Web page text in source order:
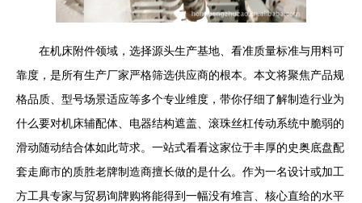
在机床附件领域，选择源头生产基地、看准质量标准与用料可
靠度，是所有生产厂家严格筛选供应商的根本。本文将聚焦产品规
格品质、型号场景适应等多个专业维度，带你仔细了解制造行业为
什么要对机床辅配体、电器结构遮盖、滚珠丝杠传动系统中脆弱的
滑动随动结合体如此苛求。一站式看看这家位于丰厚的史奥底盘配
套走廊市的质胜老牌制造商擅长做的是什么。作为一名设计或加工
方工具专家与贸易询牌购将能得到一幅没有堆言、核心直给的水平